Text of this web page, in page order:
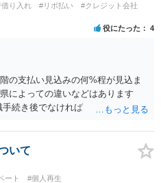
り入れ #リボ払い
#クレジット会社
役にたった 4
の支払い見込みの何%程が見込ま
によっての違いなどはあります
手続き後でなければ １２・５％が
ら最短どのくらいで認可されるの
付して 債権者からの債権調査票が
間に準備が進めば 直ちに申し立
行えば ほぼ補正がなく ２～３
いて
ート #個人再生